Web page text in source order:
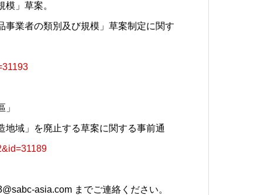
」草案。
事業者の類別及び規模」草案制定に関す
地域」を廃止する草案に関する事前通
asia.com までご連絡ください。